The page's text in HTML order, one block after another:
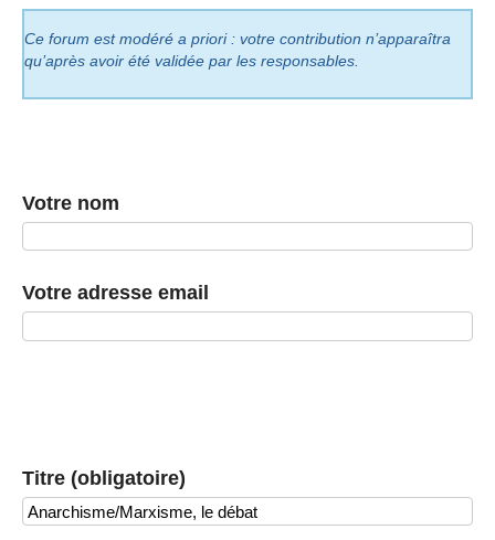
Ce forum est modéré a priori : votre contribution n’apparaîtra
qu’après avoir été validée par les responsables.
Votre nom
Votre adresse email
Titre (obligatoire)